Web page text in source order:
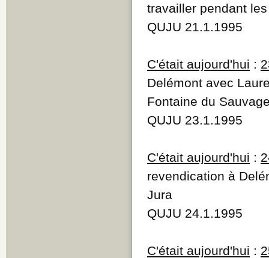
travailler pendant
QUJU 21.1.1995
C'était aujourd'hui :
Delémont avec
Fontaine du
QUJU 23.1.1995
C'était aujourd'hui :
revendication à
Jura
QUJU 24.1.1995
C'était aujourd'hui :